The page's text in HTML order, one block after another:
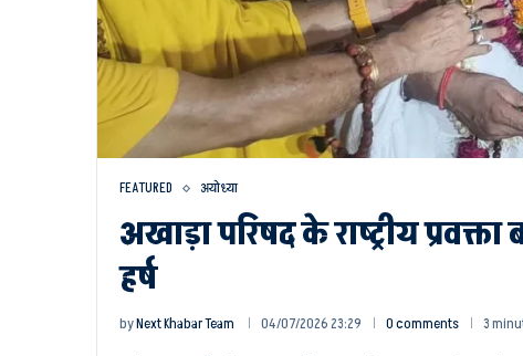
FEATURED अयोध्या
अखाड़ा परिषद के राष्ट्रीय
हर्ष
byNext Khabar Team 04/07/2026 23:29 0 comments 3